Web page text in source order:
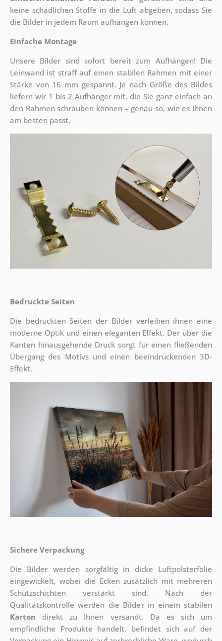
keine schädlichen Stoffe in die Luft abgeben, sodass Sie
die Bilder in jedem Raum aufhängen können.
Einfache Montage
Unsere Bilder sind sofort bereit zum Aufhängen! Die
Leinwand ist straff auf einen stabilen Rahmen mit einer
Stärke von 16 mm gespannt. Je nach Größe des Bildes
liefern wir 1 bis 2 Aufhänger mit, die Sie ganz einfach an
den Rahmen schrauben können – genau so, wie es Ihnen
am besten passt.
Bedruckte Seiten
Die bedruckten Seiten der Bilder verleihen ihnen eine
moderne Optik und einen eleganten Effekt. Der über die
Kanten hinausgehende Druck sorgt für einen fließenden
Übergang des Motivs und einen beeindruckenden 3D-
Effekt.
Sichere Verpackung
Die Bilder werden sorgfältig in dicke Luftpolsterfolie
eingewickelt, wobei die Ecken zusätzlich mit mehreren
Schutzschichten verstärkt sind. Nach der
Qualitätskontrolle werden die Bilder in einem stabilen
Karton direkt zu Ihnen versandt. Da es sich um
empfindliche Produkte handelt, befindet sich auf der